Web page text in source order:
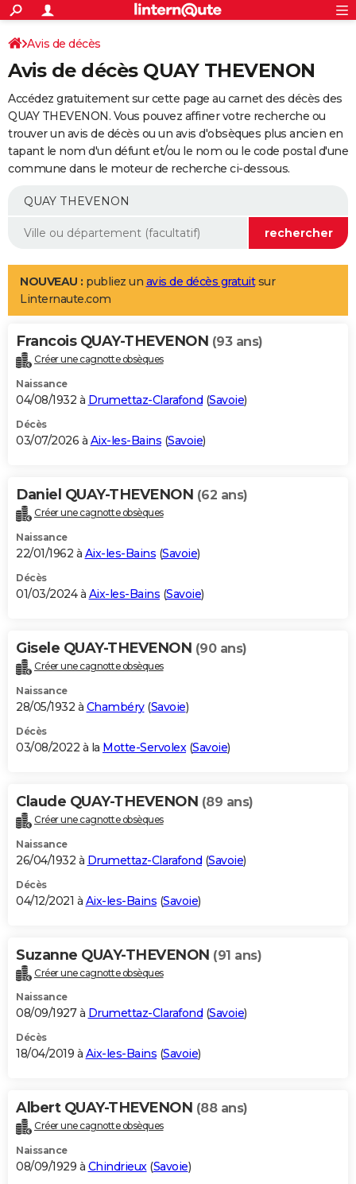
ACTUALITÉS
Politique
Société
Faits Divers
Education
Monde
Villes
+
SPORT
Coupe du monde 2026
Football
Tennis
Cyclisme
Rugby
Forum
Programme TV
TNT
Streaming
Cinéma
Sorties cinéma
Musique
+
FINANCE
Retraite
Epargne
Immobilier
Risques naturels par ville
Assurance
AUTO
Essais
Réserver un essai
Citadines
Berlines
SUV
Forum auto
+
Mobiles
Meilleur smartphone
Internet
Ordinateurs
Jeux vidéo
Guide high-tech
Aménagement intérieur
LIFESTYLE
Art de vivre
Bien-être
Loisirs
Mode
Modes de vie
Alimentation
Guide de la santé
Maladies
Médicaments
Sommeil
VOYAGE
Destinations
City break
Voyage nature
Voyage de noces
Forum
Climat
+PHOTO
GUIDES D'ACHAT
BONS PLANS
Carte de Noël
Carte Bonne année
Carte Saint-Valentin
Carte Pâques
Carte d'anniversaire
DICTIONNAIRE
Dictionnaire
Biographies
Citations
Expressions
Proverbes
PROGRAMME TV
S'inscrire
Se connecter
Lycées
Collèges
Primaires
Universités
Entreprises
Service militaire
Avis de recherche
AVIS DE DÉCÈS
Bricolage
Lifestyle
Culture
Sport
Auto
Television
Voyage
Cinema
Avis de décès
Avis de décès QUAY THEVENON
Accédez gratuitement sur cette page au carnet des décès des
QUAY THEVENON. Vous pouvez affiner votre recherche ou
trouver un avis de décès ou un avis d'obsèques plus ancien en
tapant le nom d'un défunt et/ou le nom ou le code postal d'une
commune dans le moteur de recherche ci-dessous.
NOUVEAU : publiez un avis de décès gratuitsur
Linternaute.com
Francois QUAY-THEVENON (93 ans)
Créer une cagnotte obsèques
Naissance
04/08/1932 à Drumettaz-Clarafond (Savoie)
Décès
03/07/2026 à Aix-les-Bains (Savoie)
Daniel QUAY-THEVENON (62 ans)
Créer une cagnotte obsèques
Naissance
22/01/1962 à Aix-les-Bains (Savoie)
Décès
01/03/2024 à Aix-les-Bains (Savoie)
Gisele QUAY-THEVENON (90 ans)
Créer une cagnotte obsèques
Naissance
28/05/1932 à Chambéry(Savoie)
Décès
03/08/2022 à la Motte-Servolex(Savoie)
Claude QUAY-THEVENON (89 ans)
Créer une cagnotte obsèques
Naissance
26/04/1932 à Drumettaz-Clarafond (Savoie)
Décès
04/12/2021 à Aix-les-Bains (Savoie)
Suzanne QUAY-THEVENON (91 ans)
Créer une cagnotte obsèques
Naissance
08/09/1927 à Drumettaz-Clarafond (Savoie)
Décès
18/04/2019 à Aix-les-Bains (Savoie)
Albert QUAY-THEVENON (88 ans)
Créer une cagnotte obsèques
Naissance
08/09/1929 à Chindrieux(Savoie)